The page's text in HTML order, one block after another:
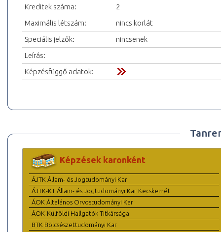
Kreditek száma:
2
Maximális létszám:
nincs korlát
Speciális jelzők:
nincsenek
Leírás:
Képzésfüggő adatok:
Képzések karonként
ÁJTK Állam- és Jogtudományi Kar
ÁJTK-KT Állam- és Jogtudományi Kar Kecskemét
ÁOK Általános Orvostudományi Kar
ÁOK-Külföldi Hallgatók Titkársága
BTK Bölcsészettudományi Kar